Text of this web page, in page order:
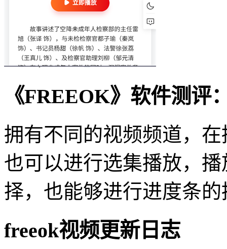
《FREEOK》软件测评
拥有不同的视频频道，
也可以进行选集播放，
择，也能够进行进度条的
freeok视频更新日志